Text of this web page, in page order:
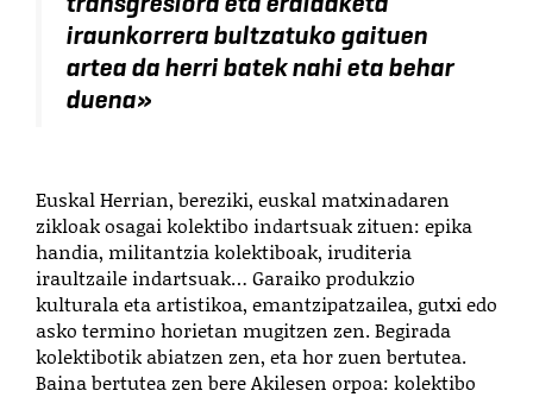
iraunkorrera bultzatuko gaituen
artea da herri batek nahi eta behar
duena»
Euskal Herrian, bereziki, euskal matxinadaren
zikloak osagai kolektibo indartsuak zituen: epika
handia, militantzia kolektiboak, iruditeria
iraultzaile indartsuak… Garaiko produkzio
kulturala eta artistikoa, emantzipatzailea, gutxi edo
asko termino horietan mugitzen zen. Begirada
kolektibotik abiatzen zen, eta hor zuen bertutea.
Baina bertutea zen bere Akilesen orpoa: kolektibo